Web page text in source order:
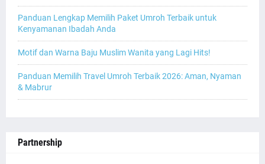
Panduan Lengkap Memilih Paket Umroh Terbaik untuk
Kenyamanan Ibadah Anda
Motif dan Warna Baju Muslim Wanita yang Lagi Hits!
Panduan Memilih Travel Umroh Terbaik 2026: Aman, Nyaman
& Mabrur
Partnership